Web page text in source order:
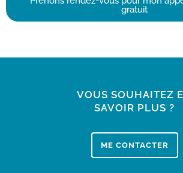
gratuit
VOUS SOUHAITEZ
SAVOIR PLUS ?
ME CONTACTER